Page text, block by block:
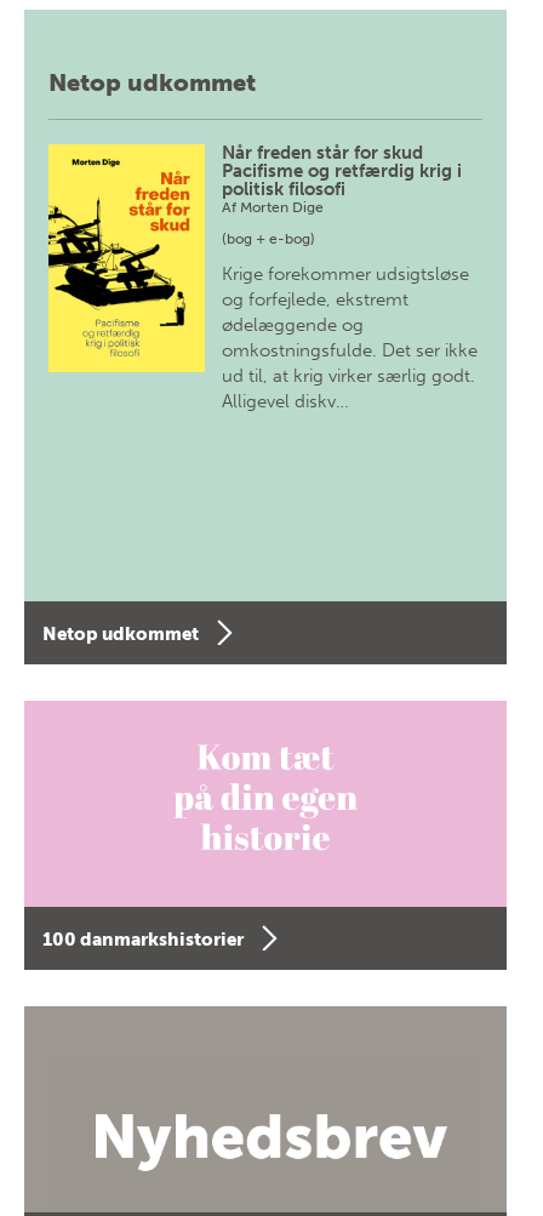
Netop udkommet
Når freden står for skud
Pacifisme og retfærdig krig i
politisk filosofi
Af Morten Dige
(bog + e-bog)
Krige forekommer udsigtsløse
og forfejlede, ekstremt
ødelæggende og
omkostningsfulde. Det ser ikke
ud til, at krig virker særlig godt.
Alligevel diskv…
Netop udkommet
100 danmarkshistorier